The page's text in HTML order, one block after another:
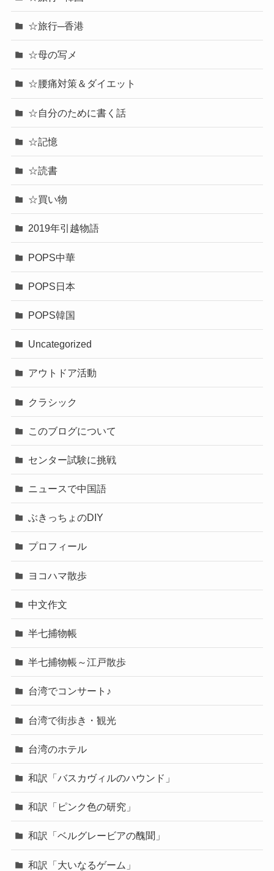
☆旅行─香港
☆母の写メ
☆腰痛対策＆ダイエット
☆自分のために書く話
☆記憶
☆読書
☆買い物
2019年引越物語
POPS中華
POPS日本
POPS韓国
Uncategorized
アウトドア活動
クラシック
このブログについて
センター試験に挑戦
ニュースで中国語
ぶきっちょのDIY
プロフィール
ヨコハマ散歩
中文作文
半七捕物帳
半七捕物帳～江戸散歩
台湾でコンサート♪
台湾で街歩き・観光
台湾のホテル
和訳「バスカヴィルのハウンド」
和訳「ピンク色の研究」
和訳「ベルグレービアの醜聞」
和訳「大いなるゲーム」